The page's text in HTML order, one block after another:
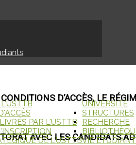
UNIVERSITÉ
PAR L'USTTB
DE L'USTTB
STRUCTURES
RECHERCHE
VIE
D’ACCÈS, LE
AVEC LES CANDIDATS